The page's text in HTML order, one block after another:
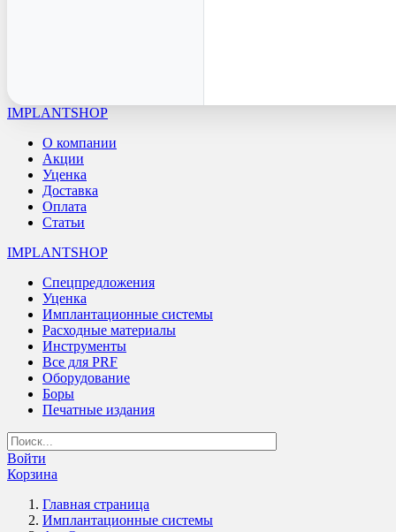
IMPLANTSHOP
О компании
Акции
Уценка
Доставка
Оплата
Статьи
IMPLANTSHOP
Спецпредложения
Уценка
Имплантационные системы
Расходные материалы
Инструменты
Все для PRF
Оборудование
Боры
Печатные издания
Войти
Корзина
Главная страница
Имплантационные системы